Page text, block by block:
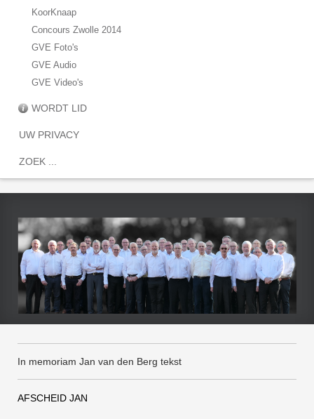
KoorKnaap
Concours Zwolle 2014
GVE Foto's
GVE Audio
GVE Video's
WORDT LID
UW PRIVACY
ZOEK ...
In memoriam Jan van den Berg tekst
AFSCHEID JAN